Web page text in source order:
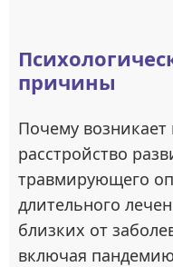
причины
Почему
расстройство
травмирующего
длительного
близких от
включая